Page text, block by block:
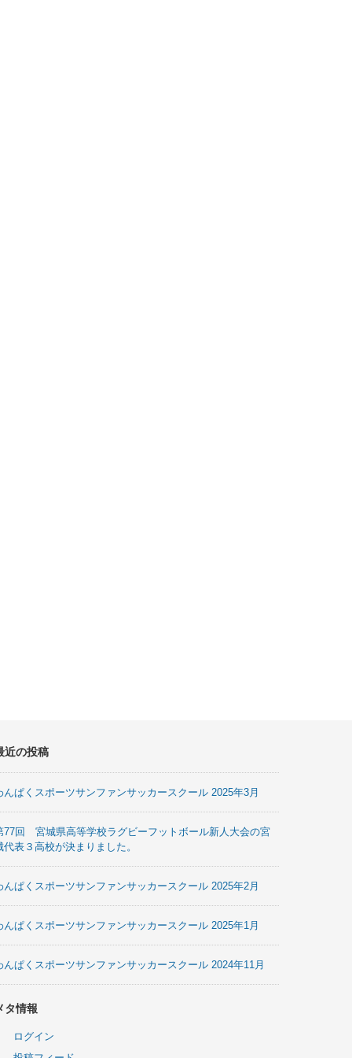
近の投稿
んぱくスポーツサンファンサッカースクール 2025年3月
77回 宮城県高等学校ラグビーフットボール新人大会の宮
代表３高校が決まりました。
んぱくスポーツサンファンサッカースクール 2025年2月
んぱくスポーツサンファンサッカースクール 2025年1月
んぱくスポーツサンファンサッカースクール 2024年11月
タ情報
ログイン